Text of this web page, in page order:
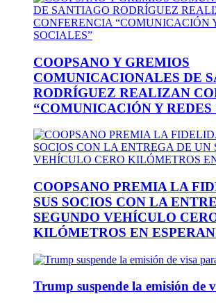
COOPSANO Y GREMIOS
COMUNICACIONALES DE
RODRÍGUEZ REALIZAN
“COMUNICACIÓN Y REDES
COOPSANO PREMIA LA
SUS SOCIOS CON LA
SEGUNDO VEHÍCULO
KILÓMETROS EN
Trump suspende la emisión de